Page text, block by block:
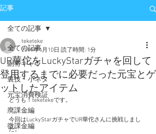
記事
全ての記事
副将キャラ
裏技・小ネタ
元宝消費検証
廃課金編
微課金編
全ての記事
UR華佗をLuckyStarガチャを回して
登用するまでに必要だった元宝とゲ
ットしたアイテム
teketeke
2019年4月10日 読了時間: 1分
どうも！teketekeです。
今回はLuckyStarガチャでUR華佗さんに挑戦しまし
た。